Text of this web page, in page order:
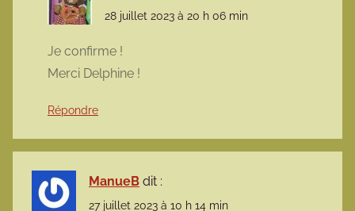
28 juillet 2023 à 20 h 06 min
Je confirme !
Merci Delphine !
Répondre
ManueB dit :
27 juillet 2023 à 10 h 14 min